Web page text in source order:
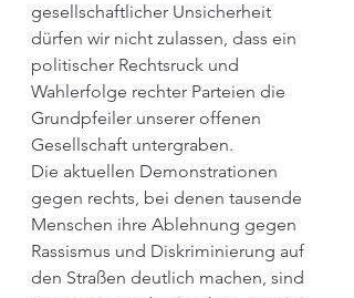
gesellschaftlicher Unsicherheit
dürfen wir nicht zulassen, dass ein
politischer Rechtsruck und
Wahlerfolge rechter Parteien die
Grundpfeiler unserer offenen
Gesellschaft untergraben.
Die aktuellen Demonstrationen
gegen rechts, bei denen tausende
Menschen ihre Ablehnung gegen
Rassismus und Diskriminierung auf
den Straßen deutlich machen, sind